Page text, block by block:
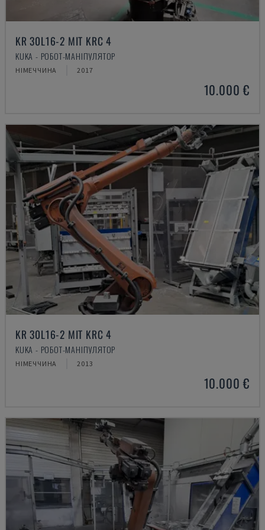
KR 30L16-2 MIT KRC 4
KUKA - РОБОТ-МАНІПУЛЯТОР
НІМЕЧЧИНА 2017
10.000 €
KR 30L16-2 MIT KRC 4
KUKA - РОБОТ-МАНІПУЛЯТОР
НІМЕЧЧИНА 2013
10.000 €